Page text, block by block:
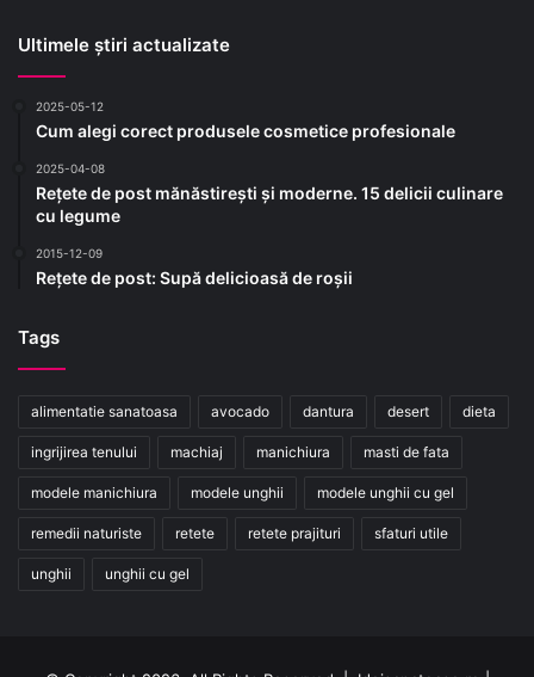
Ultimele știri actualizate
2025-05-12
Cum alegi corect produsele cosmetice profesionale
2025-04-08
Rețete de post mănăstirești și moderne. 15 delicii culinare
cu legume
2015-12-09
Rețete de post: Supă delicioasă de roșii
Tags
alimentatie sanatoasa avocado dantura desert dieta
ingrijirea tenului machiaj manichiura masti de fata
modele manichiura modele unghii modele unghii cu gel
remedii naturiste retete retete prajituri sfaturi utile
unghii unghii cu gel